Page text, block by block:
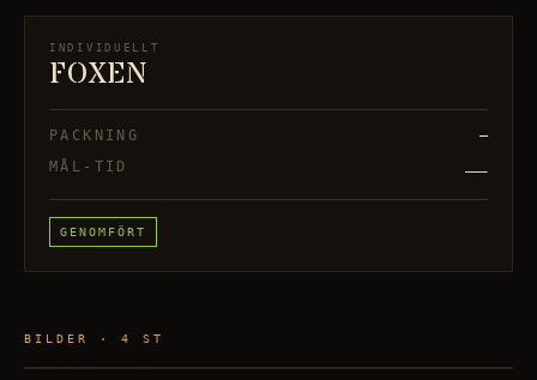
INDIVIDUELLT
FOXEN
PACKNING
—
MÅL-TID
—
GENOMFÖRT
BILDER · 4 ST